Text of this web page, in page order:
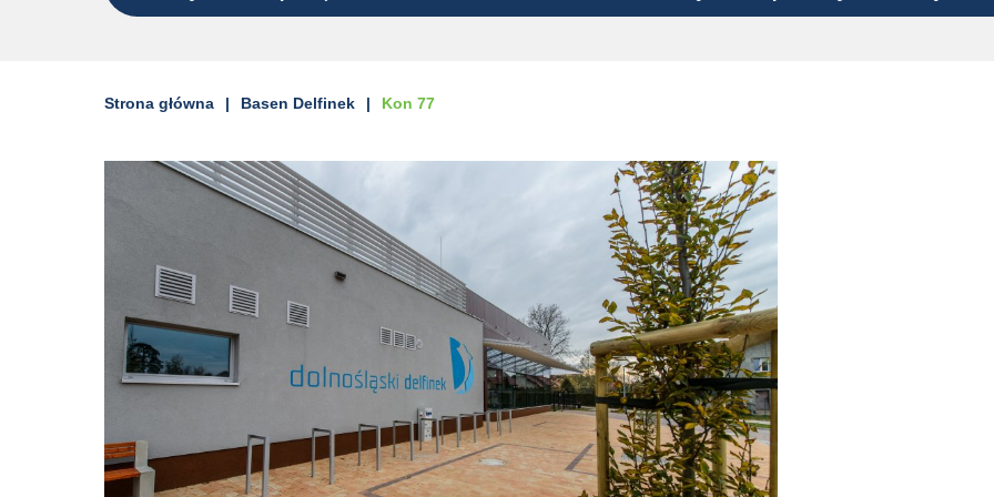
Strona główna Basen Delfinek Kon 77